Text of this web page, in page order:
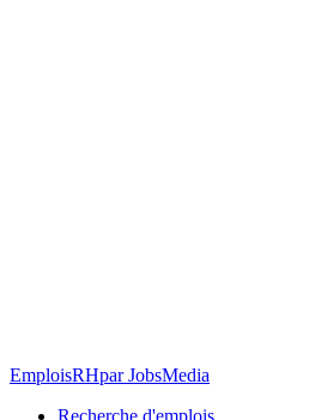
EmploisRHpar JobsMedia
Recherche d'emplois